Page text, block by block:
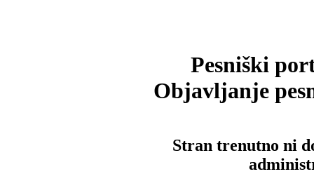
Pesniški
Objavljanje
Stran trenutno ni